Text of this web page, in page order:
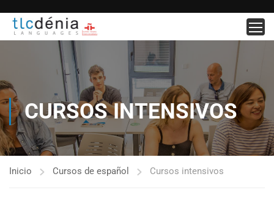
CURSOS INTENSIVOS
Inicio Cursos de español Cursos intensivos